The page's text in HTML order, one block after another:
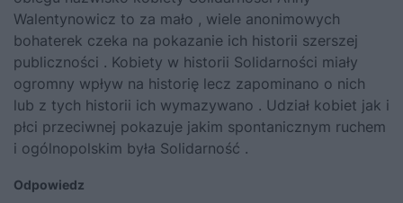
Walentynowicz to za mało , wiele anonimowych
bohaterek czeka na pokazanie ich historii szerszej
publiczności . Kobiety w historii Solidarności miały
ogromny wpływ na historię lecz zapominano o nich
lub z tych historii ich wymazywano . Udział kobiet jak i
płci przeciwnej pokazuje jakim spontanicznym ruchem
i ogólnopolskim była Solidarność .
Odpowiedz